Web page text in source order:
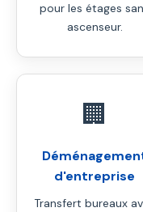
pour les étages
ascenseur.
🏢
d'entreprise
Transfert bureaux